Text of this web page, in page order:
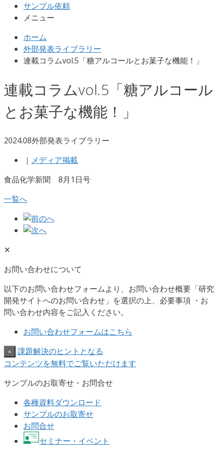
サンプル依頼
メニュー
ホーム
外部発表ライブラリー
連載コラムvol.5「糖アルコールとお菓子な機能！」
連載コラムvol.5「糖アルコール
とお菓子な機能！」
2024.08外部発表ライブラリー
｜ メディア掲載
食品化学新聞 8月1日号
一覧へ
✕
お問い合わせについて
以下のお問い合わせフォームより、お問い合わせ概要「研究
開発サイトへのお問い合わせ」を選択の上、必要事項 ・お
問い合わせ内容をご記入ください。
お問い合わせフォームはこちら
×
課題解決のヒントとなる
コンテンツを無料でご覧いただけます
サンプルのお取寄せ・お問合せ
各種資料ダウンロード
サンプルのお取寄せ
お問合せ
セミナー・イベント